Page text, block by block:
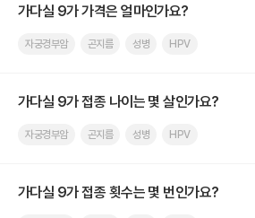
가다실 9가 가격은 얼마인가요?
자궁경부암 곤지름 성병 HPV
가다실 9가 접종 나이는 몇 살인가요?
자궁경부암 곤지름 성병 HPV
가다실 9가 접종 횟수는 몇 번인가요?